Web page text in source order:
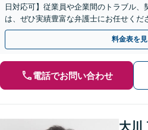
日対応可】従業員や企業間のトラブル
は、ぜひ実績豊富な弁護士にお任せくだ
子契約に対応】
料金表を
電話でお問い合わせ
大川